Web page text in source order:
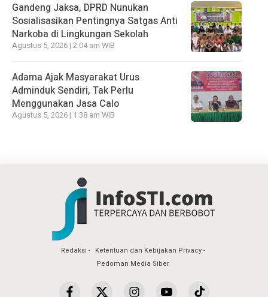
Gandeng Jaksa, DPRD Nunukan
Sosialisasikan Pentingnya Satgas Anti
Narkoba di Lingkungan Sekolah
Agustus 5, 2026 | 2:04 am WIB
Adama Ajak Masyarakat Urus
Adminduk Sendiri, Tak Perlu
Menggunakan Jasa Calo
Agustus 5, 2026 | 1:38 am WIB
Redaksi
Ketentuan dan Kebijakan Privacy
Pedoman Media Siber